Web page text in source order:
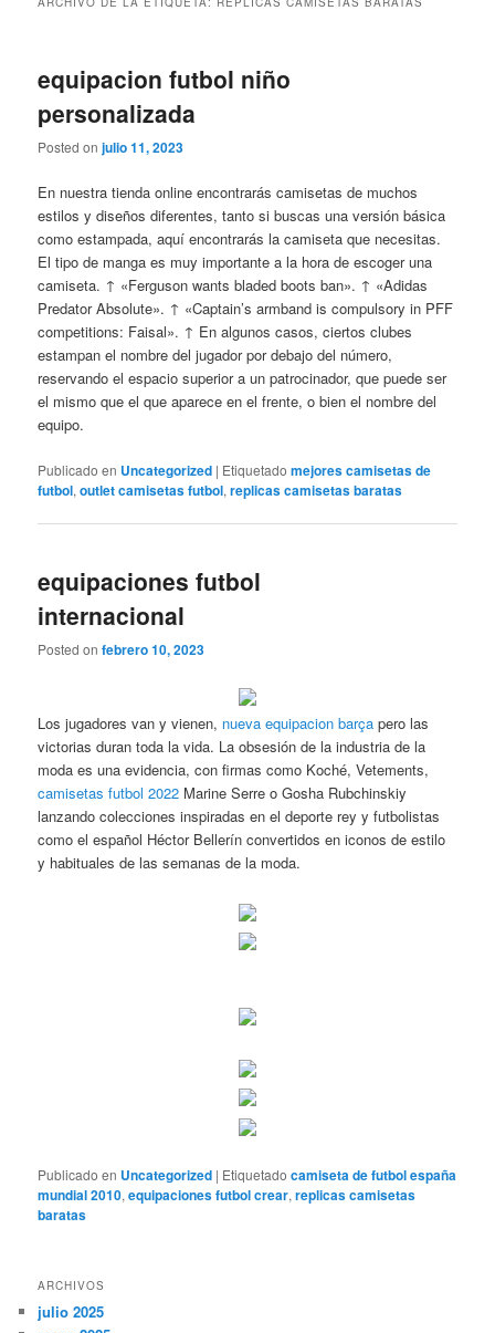
equipacion futbol niño
personalizada
Posted onjulio 11, 2023
En nuestra tienda online encontrarás camisetas de muchos
estilos y diseños diferentes, tanto si buscas una versión básica
como estampada, aquí encontrarás la camiseta que necesitas.
El tipo de manga es muy importante a la hora de escoger una
camiseta. ↑ «Ferguson wants bladed boots ban». ↑ «Adidas
Predator Absolute». ↑ «Captain’s armband is compulsory in PFF
competitions: Faisal». ↑ En algunos casos, ciertos clubes
estampan el nombre del jugador por debajo del número,
reservando el espacio superior a un patrocinador, que puede ser
el mismo que el que aparece en el frente, o bien el nombre del
equipo.
Publicado en Uncategorized | Etiquetado mejores camisetas de
futbol,outlet camisetas futbol,replicas camisetas baratas
equipaciones futbol
internacional
Posted onfebrero 10, 2023
Los jugadores van y vienen, nueva equipacion barça pero las
victorias duran toda la vida. La obsesión de la industria de la
moda es una evidencia, con firmas como Koché, Vetements,
camisetas futbol 2022 Marine Serre o Gosha Rubchinskiy
lanzando colecciones inspiradas en el deporte rey y futbolistas
como el español Héctor Bellerín convertidos en iconos de estilo
y habituales de las semanas de la moda.
Publicado en Uncategorized | Etiquetado camiseta de futbol españa
mundial 2010,equipaciones futbol crear,replicas camisetas
baratas
ARCHIVOS
julio 2025